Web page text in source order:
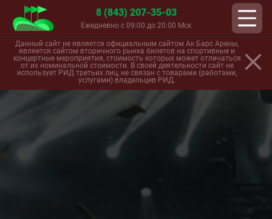
8 (843) 207-35-03
Ежедневно с 09:00 до 20:00 Мск
Данный сайт не является официальным сайтом Ак Барс Арены,
является сайтом вторичного рынка билетов на спортивные и
концертные мероприятия, стоимость которых может отличаться
от их номинальной стоимости. В своей деятельности сайт не
использует РИД третьих лиц, не связан с товарами (работами,
услугами) владельцев РИД.